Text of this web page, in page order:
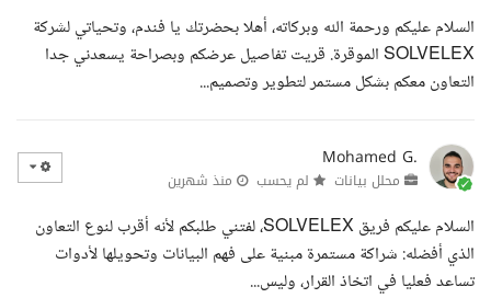
السلام عليكم ورحمة الله وبركاته، أهلا بحضرتك يا فندم، وتحياتي لشركة
SOLVELEX الموقرة. قريت تفاصيل عرضكم وبصراحة يسعدني جدا
التعاون معكم بشكل مستمر لتطوير وتصميم...
Mohamed G.
محلل بيانات لم يحسب منذ شهرين
السلام عليكم فريق SOLVELEX، لفتني طلبكم لأنه أقرب لنوع التعاون
الذي أفضله: شراكة مستمرة مبنية على فهم البيانات وتحويلها لأدوات
تساعد فعليا في اتخاذ القرار، وليس...